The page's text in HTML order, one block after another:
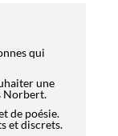
qui
une
Norbert.
de poésie.
et discrets.